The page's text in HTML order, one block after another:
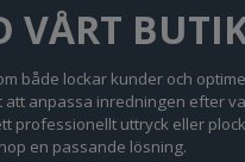
både lockar kunder och
anpassa inredningen efter
professionellt uttryck eller
en passande lösning.